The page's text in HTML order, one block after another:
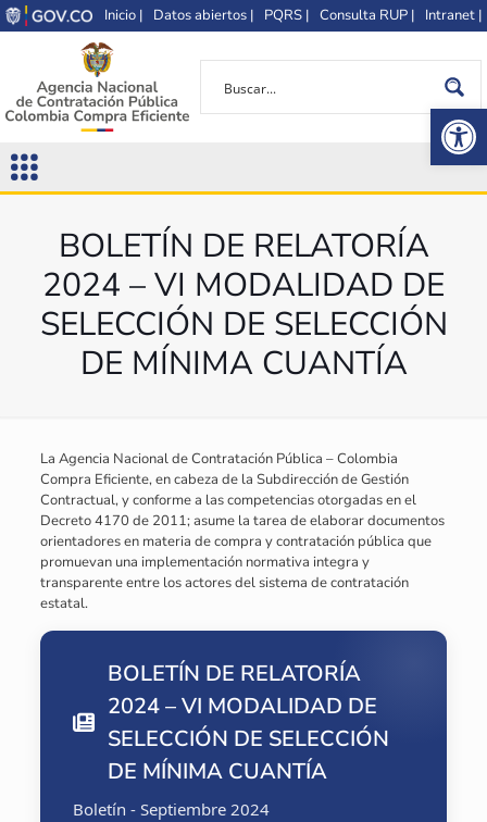
Inicio | Datos abiertos | PQRS | Consulta RUP | Intranet |
BOLETÍN DE RELATORÍA
2024 – VI MODALIDAD DE
SELECCIÓN DE SELECCIÓN
DE MÍNIMA CUANTÍA
La Agencia Nacional de Contratación Pública – Colombia
Compra Eficiente, en cabeza de la Subdirección de Gestión
Contractual, y conforme a las competencias otorgadas en el
Decreto 4170 de 2011; asume la tarea de elaborar documentos
orientadores en materia de compra y contratación pública que
promuevan una implementación normativa integra y
transparente entre los actores del sistema de contratación
estatal.
BOLETÍN DE RELATORÍA
2024 – VI MODALIDAD DE
SELECCIÓN DE SELECCIÓN
DE MÍNIMA CUANTÍA
Boletín - Septiembre 2024